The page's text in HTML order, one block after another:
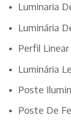
Luminaria
Luminária
Perfil Linear
Luminária
Poste
Poste De